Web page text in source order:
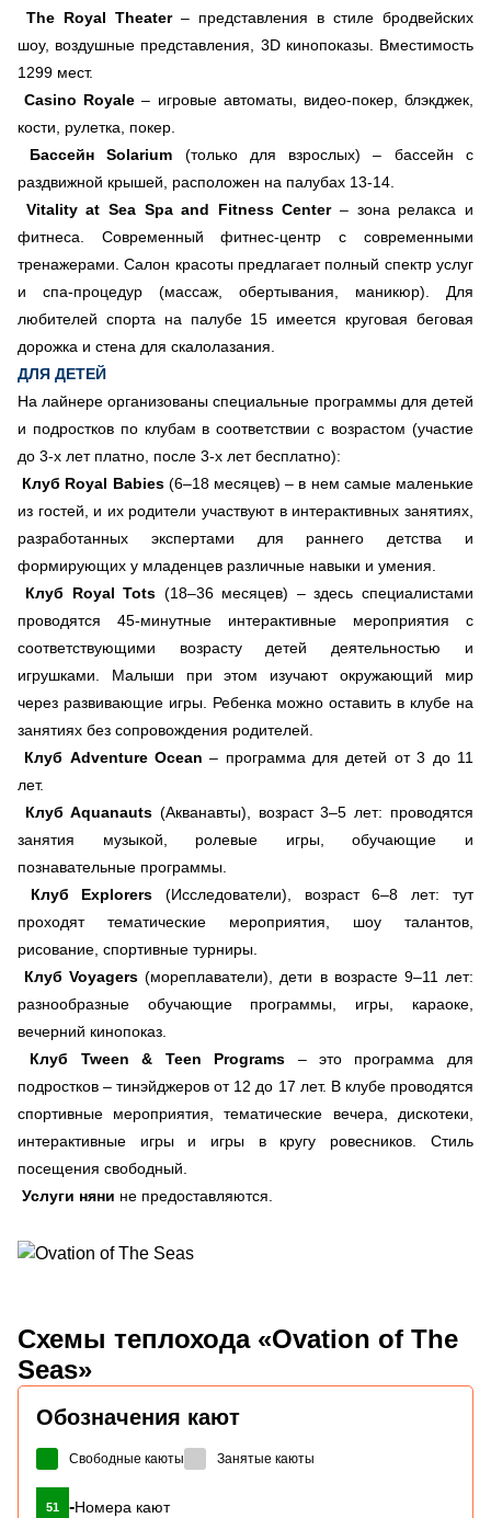
The Royal Theater– представления в стиле бродвейских
шоу, воздушные представления, 3D кинопоказы. Вместимость
1299 мест.
Casino Royale – игровые автоматы, видео-покер, блэкджек,
кости, рулетка, покер.
Бассейн Solarium (только для взрослых) – бассейн с
раздвижной крышей, расположен на палубах 13-14.
Vitality at Sea Spa and Fitness Center– зона релакса и
фитнеса. Современный фитнес-центр с современными
тренажерами. Салон красоты предлагает полный спектр услуг
и спа-процедур (массаж, обертывания, маникюр). Для
любителей спорта на палубе 15 имеется круговая беговая
дорожка и стена для скалолазания.
ДЛЯ ДЕТЕЙ
На лайнере организованы специальные программы для детей
и подростков по клубам в соответствии с возрастом (участие
до 3-х лет платно, после 3-х лет бесплатно):
Клуб Royal Babies(6–18 месяцев) – в нем самые маленькие
из гостей, и их родители участвуют в интерактивных занятиях,
разработанных экспертами для раннего детства и
формирующих у младенцев различные навыки и умения.
Клуб Royal Tots (18–36 месяцев) – здесь специалистами
проводятся 45-минутные интерактивные мероприятия с
соответствующими возрасту детей деятельностью и
игрушками. Малыши при этом изучают окружающий мир
через развивающие игры. Ребенка можно оставить в клубе на
занятиях без сопровождения родителей.
Клуб Adventure Ocean – программа для детей от 3 до 11
лет.
Клуб Aquanauts (Акванавты), возраст 3–5 лет: проводятся
занятия музыкой, ролевые игры, обучающие и
познавательные программы.
Клуб Explorers (Исследователи), возраст 6–8 лет: тут
проходят тематические мероприятия, шоу талантов,
рисование, спортивные турниры.
Клуб Voyagers (мореплаватели), дети в возрасте 9–11 лет:
разнообразные обучающие программы, игры, караоке,
вечерний кинопоказ.
Клуб Tween & Teen Programs – это программа для
подростков – тинэйджеров от 12 до 17 лет. В клубе проводятся
спортивные мероприятия, тематические вечера, дискотеки,
интерактивные игры и игры в кругу ровесников. Стиль
посещения свободный.
Услуги няни не предоставляются.
Схемы теплохода «Ovation of The
Seas»
Обозначения кают
Свободные каюты Занятые каюты
51 -Номера кают